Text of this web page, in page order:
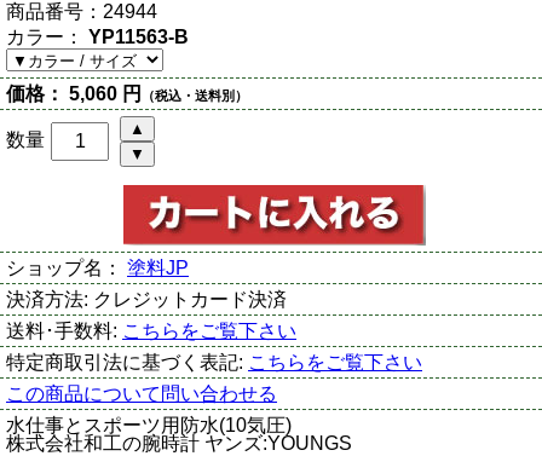
商品番号： 24944
カラー： YP11563-B
価格： 5,060 円 （税込・送料別）
数量
ショップ名： 塗料JP
決済方法: クレジットカード決済
送料･手数料: こちらをご覧下さい
特定商取引法に基づく表記: こちらをご覧下さい
この商品について問い合わせる
水仕事とスポーツ用防水(10気圧)
株式会社和工の腕時計 ヤンズ:YOUNGS